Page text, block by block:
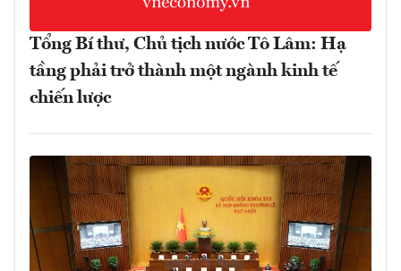
Tổng Bí thư, Chủ tịch nước Tô Lâm: Hạ
tầng phải trở thành một ngành kinh tế
chiến lược